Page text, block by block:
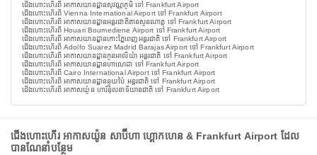
ជើងហោះហើរពី អាកាសយានដ្ឋានសុវណ្ណភូមិ ទៅ Frankfurt Airport
ជើងហោះហើរពី Vienna International Airport ទៅ Frankfurt Airport
ជើងហោះហើរពី អាកាសយានដ្ឋានអន្តរជាតិតានសូនណាត្ត ទៅ Frankfurt Airport
ជើងហោះហើរពី Houari Boumediene Airport ទៅ Frankfurt Airport
ជើងហោះហើរពី អាកាសយានដ្ឋានកោះភ្នៃពេញអន្តរជាតិ ទៅ Frankfurt Airport
ជើងហោះហើរពី Adolfo Suarez Madrid Barajas Airport ទៅ Frankfurt Airport
ជើងហោះហើរពី អាកាសយានដ្ឋានកូនអាលីយ៉ា អន្តរជាតិ ទៅ Frankfurt Airport
ជើងហោះហើរពី អាកាសយានដ្ឋានហាណេដា ទៅ Frankfurt Airport
ជើងហោះហើរពី Cairo International Airport ទៅ Frankfurt Airport
ជើងហោះហើរពី អាកាសយានដ្ឋាននូយប៉ៃ អន្តរជាតិ ទៅ Frankfurt Airport
ជើងហោះហើរពី អាកាសយ៉ូន ហារីន៉ុលនាទីយានជាតិ ទៅ Frankfurt Airport
ជើងហោះហើរ អាកាសយ៉ូន សាប៊ីហា ហ្គោកហេន & Frankfurt Airport ដែល
បានណែនាំបន្ថែម